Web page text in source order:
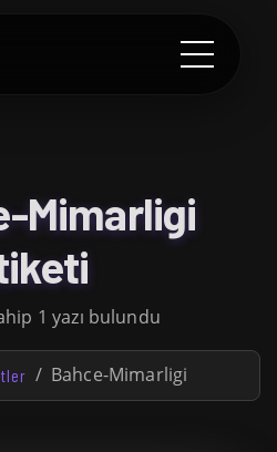
Mimarligi
1 yazı bulundu
Bahce-Mimarligi